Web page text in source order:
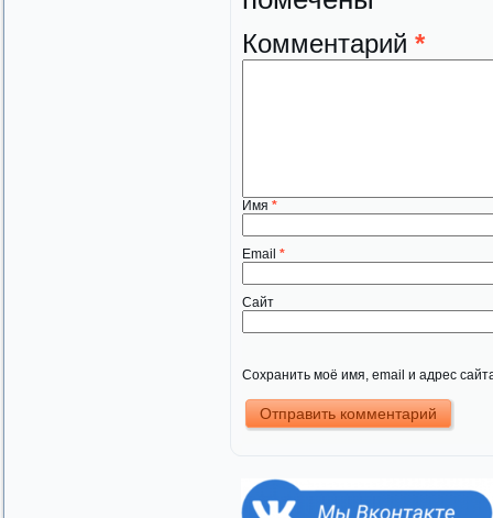
Комментарий *
Имя *
Email *
Сайт
Сохранить моё имя, email и адрес